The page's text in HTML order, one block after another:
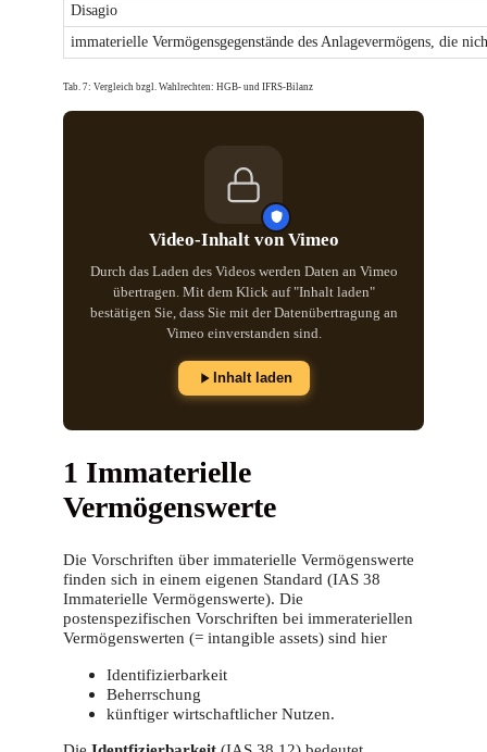
Disagio
immaterielle Vermögensgegenstände des Anlagevermögens, die
Tab. 7: Vergleich bzgl. Wahlrechten: HGB- und IFRS-Bilanz
Video-Inhalt von Vimeo
Durch das Laden des Videos werden Daten an Vimeo
übertragen. Mit dem Klick auf "Inhalt laden"
bestätigen Sie, dass Sie mit der Datenübertragung an
Vimeo einverstanden sind.
Inhalt laden
1 Immaterielle
Vermögenswerte
Die Vorschriften über immaterielle Vermögenswerte
finden sich in einem eigenen Standard (IAS 38
Immaterielle Vermögenswerte). Die
postenspezifischen Vorschriften bei immerateriellen
Vermögenswerten (= intangible assets) sind hier
Identifizierbarkeit
Beherrschung
künftiger wirtschaftlicher Nutzen.